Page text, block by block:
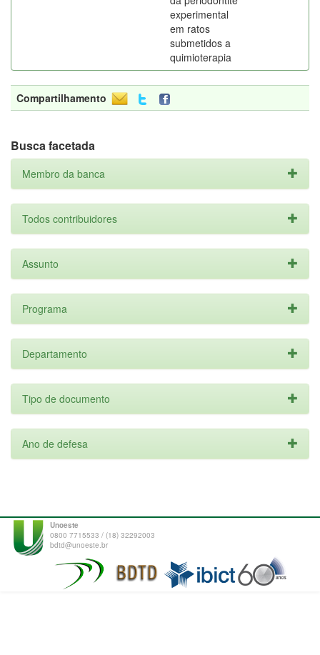
experimental
em ratos
submetidos a
quimioterapia
Compartilhamento
Busca facetada
Membro da banca
Todos contribuidores
Assunto
Programa
Departamento
Tipo de documento
Ano de defesa
Unoeste
0800 7715533 / (18) 32292003
bdtd@unoeste.br